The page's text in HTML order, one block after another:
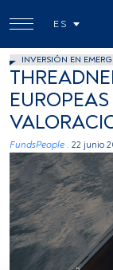
ES
INVERSIÓN EN
FundsPeople . 22 junio